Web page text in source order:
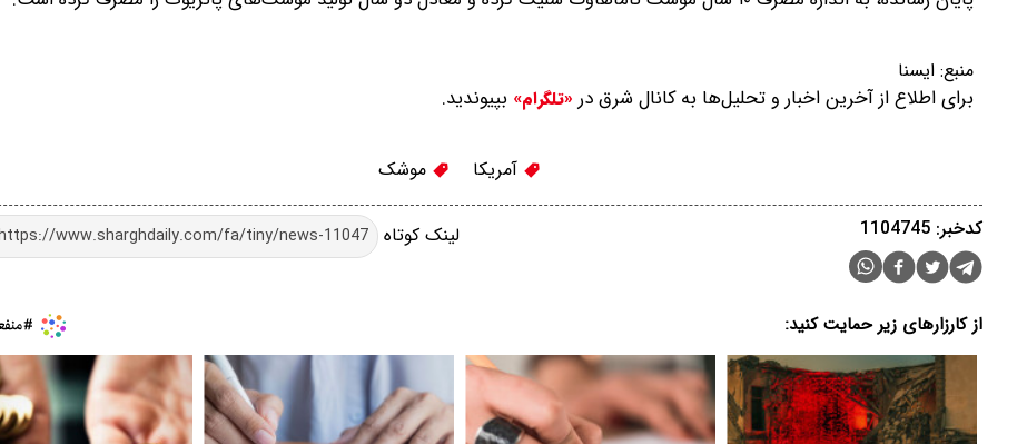
منبع: ایسنا
برای اطلاع از آخرین اخبار و تحلیل‌ها به کانال شرق در «تلگرام» بپیوندید.
آمریکا موشک
لینک کوتاه کدخبر: 1104745
از کارزارهای زیر حمایت کنید: